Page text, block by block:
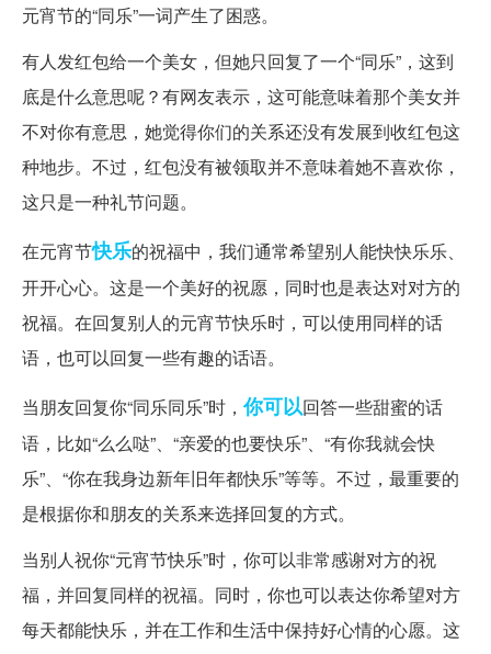
元宵节的“同乐”一词产生了困惑。
有人发红包给一个美女，但她只回复了一个“同乐”，这到
底是什么意思呢？有网友表示，这可能意味着那个美女并
不对你有意思，她觉得你们的关系还没有发展到收红包这
种地步。不过，红包没有被领取并不意味着她不喜欢你，
这只是一种礼节问题。
在元宵节快乐的祝福中，我们通常希望别人能快快乐乐、
开开心心。这是一个美好的祝愿，同时也是表达对对方的
祝福。在回复别人的元宵节快乐时，可以使用同样的话
语，也可以回复一些有趣的话语。
当朋友回复你“同乐同乐”时，你可以回答一些甜蜜的话
语，比如“么么哒”、“亲爱的也要快乐”、“有你我就会快
乐”、“你在我身边新年旧年都快乐”等等。不过，最重要的
是根据你和朋友的关系来选择回复的方式。
当别人祝你“元宵节快乐”时，你可以非常感谢对方的祝
福，并回复同样的祝福。同时，你也可以表达你希望对方
每天都能快乐，并在工作和生活中保持好心情的心愿。这